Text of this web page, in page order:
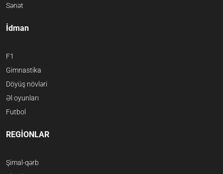
Sənət
İdman
F1
Gimnastika
Döyüş növləri
Əl oyunları
Futbol
REGİONLAR
Şimal-qərb